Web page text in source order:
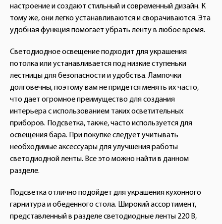
настроение и создают стильный и современный дизайн. К
тому же, они легко устанавливаются и сворачиваются. Эта
удобная функция помогает убрать ленту в любое время.
Светодиодное освещение подходит для украшения
потолка или устанавливается под низкие ступеньки
лестницы для безопасности и удобства. Лампочки
долговечны, поэтому вам не придется менять их часто,
что дает огромное преимущество для создания
интерьера с использованием таких осветительных
приборов. Подсветка, также, часто используется для
освещения бара. При покупке следует учитывать
необходимые аксессуары для улучшения работы
светодиодной ленты. Все это можно найти в данном
разделе.
Подсветка отлично подойдет для украшения кухонного
гарнитура и обеденного стола. Широкий ассортимент,
представленный в разделе светодиодные ленты 220 В,